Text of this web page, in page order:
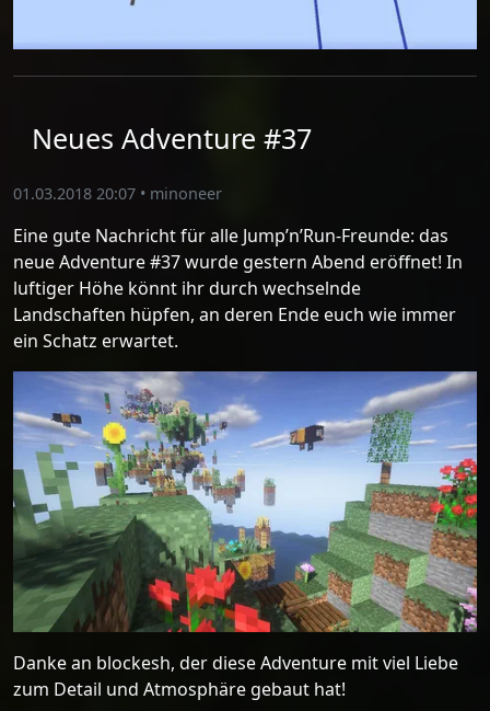
Neues Adventure #37
01.03.2018 20:07 • minoneer
Eine gute Nachricht für alle Jump’n’Run-Freunde: das
neue Adventure #37 wurde gestern Abend eröffnet! In
luftiger Höhe könnt ihr durch wechselnde
Landschaften hüpfen, an deren Ende euch wie immer
ein Schatz erwartet.
Danke an blockesh, der diese Adventure mit viel Liebe
zum Detail und Atmosphäre gebaut hat!